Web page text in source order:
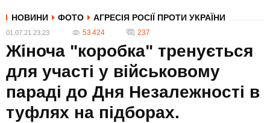
НОВИНИ ФОТО АГРЕСІЯ РОСІЇ ПРОТИ УКРАЇНИ
01.07.21 23:23 53 424 237
Жіноча "коробка" тренується
для участі у військовому
параді до Дня Незалежності в
туфлях на підборах.